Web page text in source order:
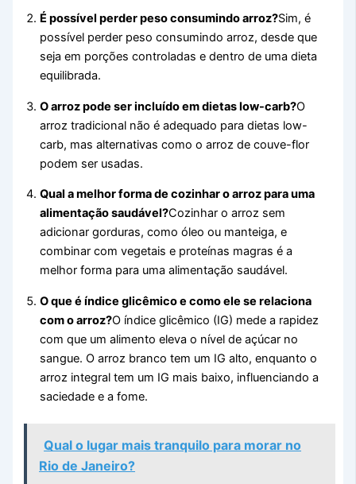
É possível perder peso consumindo arroz?Sim, é
possível perder peso consumindo arroz, desde que
seja em porções controladas e dentro de uma dieta
equilibrada.
O arroz pode ser incluído em dietas low-carb?O
arroz tradicional não é adequado para dietas low-
carb, mas alternativas como o arroz de couve-flor
podem ser usadas.
Qual a melhor forma de cozinhar o arroz para uma
alimentação saudável?Cozinhar o arroz sem
adicionar gorduras, como óleo ou manteiga, e
combinar com vegetais e proteínas magras é a
melhor forma para uma alimentação saudável.
O que é índice glicêmico e como ele se relaciona
com o arroz?O índice glicêmico (IG) mede a rapidez
com que um alimento eleva o nível de açúcar no
sangue. O arroz branco tem um IG alto, enquanto o
arroz integral tem um IG mais baixo, influenciando a
saciedade e a fome.
Qual o lugar mais tranquilo para morar no
Rio de Janeiro?